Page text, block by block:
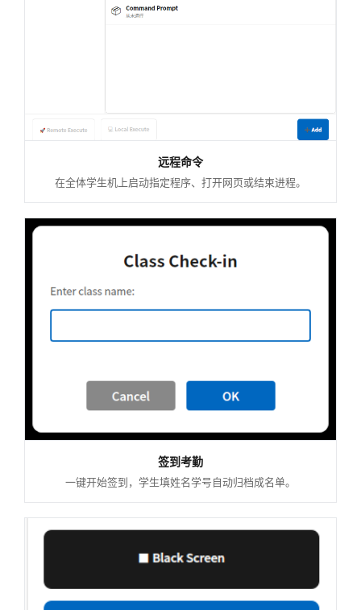
远程命令
在全体学生机上启动指定程序、打开网页或结束进程。
签到考勤
一键开始签到，学生填姓名学号自动归档成名单。